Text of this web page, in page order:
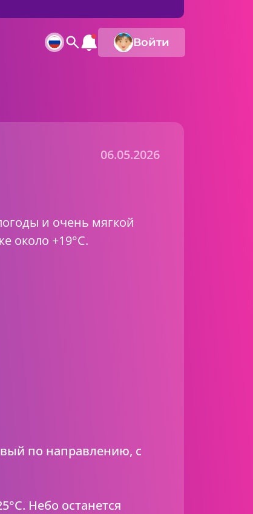
Войти
06.05.2026
и очень мягкой
около +19°C.
по направлению, с
Небо останется